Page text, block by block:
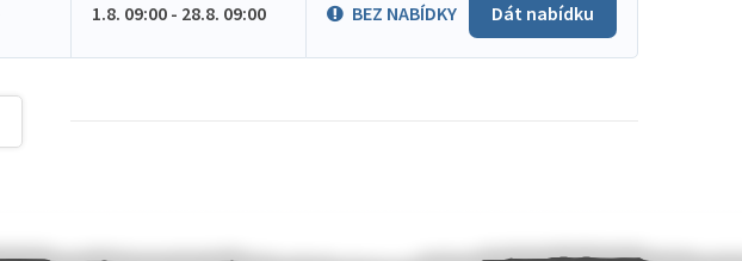
1.8. 09:00 - 28.8. 09:00 BEZ NABÍDKY Dát nabídku